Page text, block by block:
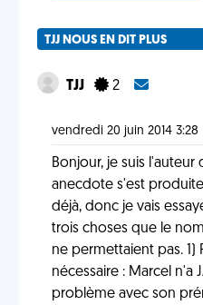
TJJ NOUS EN DIT PLUS
TJJ 2
vendredi 20 juin 2014 3:28
Bonjour, je suis l'auteur
anecdote s'est
déjà, donc je vais
trois choses que le
ne permettaient pas. 1)
nécessaire : Marcel n'a
problème avec son